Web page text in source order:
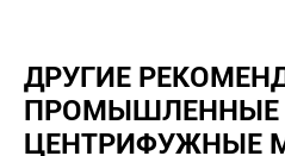
ДРУГИЕ
ПРОМЫШЛЕННЫЕ
ЦЕНТРИФУЖНЫЕ